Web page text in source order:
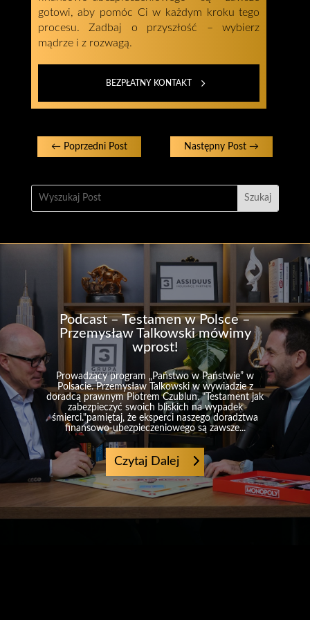
gotowi, aby pomóc Ci w każdym kroku tego
procesu. Zadbaj o przyszłość – wybierz
mądrze i z rozwagą.
BEZPŁATNY KONTAKT
← Poprzedni Post Następny Post →
Podcast – Testamen w Polsce –
Przemysław Talkowski mówimy
wprost!
Prowadzący program „Państwo w Państwie” w
Polsacie. Przemysław Talkowski w wywiadzie z
doradcą prawnym Piotrem Czublun. "Testament jak
zabezpieczyć swoich bliskich na wypadek
śmierci."pamiętaj, że eksperci naszego doradztwa
finansowo-ubezpieczeniowego są zawsze...
Czytaj Dalej